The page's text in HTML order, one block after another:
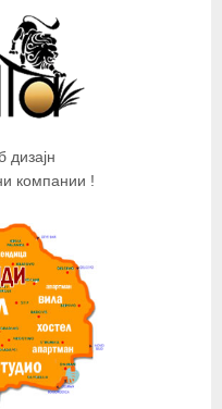
дизајн
компании !